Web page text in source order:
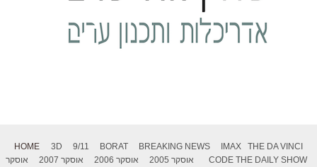
HOME 3D 9/11 BORAT BREAKING NEWS IMAX
THE DA VINCI
CODE THE DAILY SHOW אוסקר 2005 אוסקר 2006 אוסקר 2007
אוסקר